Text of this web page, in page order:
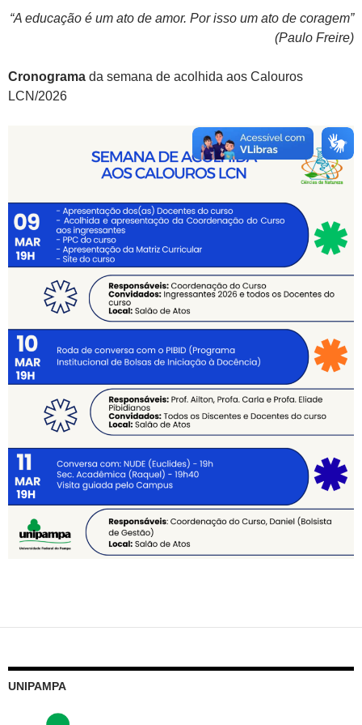
“A educação é um ato de amor. Por isso um ato de coragem”
(Paulo Freire)
Cronograma da semana de acolhida aos Calouros
LCN/2026
UNIPAMPA